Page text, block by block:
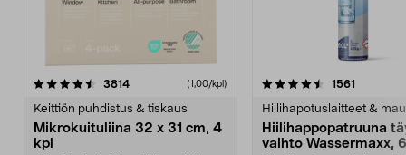
3814arvostelut (1,00/kpl)
Keittiön puhdistus & tiskaus
Mikrokuituliina 32 x 31 cm, 4
kpl
4.5viidestä
1561
Hiilihapotuslaitteet &
Hiilihappopatruuna
vaihto Wassermaxx,
4.5viidestä